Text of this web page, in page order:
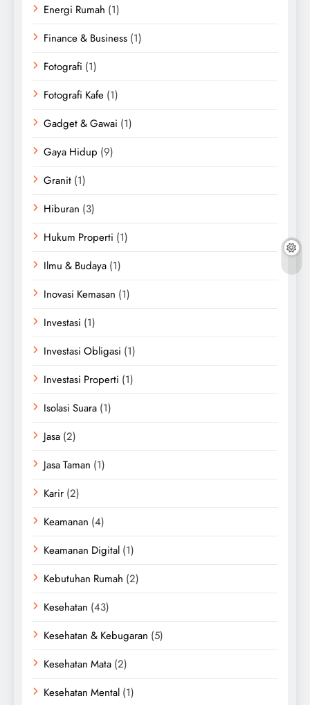
Energi Rumah (1)
Finance & Business (1)
Fotografi (1)
Fotografi Kafe (1)
Gadget & Gawai (1)
Gaya Hidup (9)
Granit (1)
Hiburan (3)
Hukum Properti (1)
Ilmu & Budaya (1)
Inovasi Kemasan (1)
Investasi (1)
Investasi Obligasi (1)
Investasi Properti (1)
Isolasi Suara (1)
Jasa (2)
Jasa Taman (1)
Karir (2)
Keamanan (4)
Keamanan Digital (1)
Kebutuhan Rumah (2)
Kesehatan (43)
Kesehatan & Kebugaran (5)
Kesehatan Mata (2)
Kesehatan Mental (1)